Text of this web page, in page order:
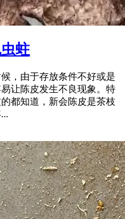
蛀
，由于存放条件不好或是
让陈皮发生不良现象。特
都知道，新会陈皮是茶枝